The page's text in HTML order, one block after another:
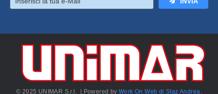
© 2025 UNIMAR S.r.l. | Powered byWork On Web di Staz Andrea.